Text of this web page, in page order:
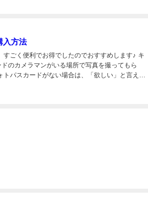
ィズニーラ...
入方法
ごく便利でお得でしたのでおすすめします♪ キ
のカメラマンがいる場所で写真を撮ってもら
パスカードがない場合は、「欲しい」と言えば